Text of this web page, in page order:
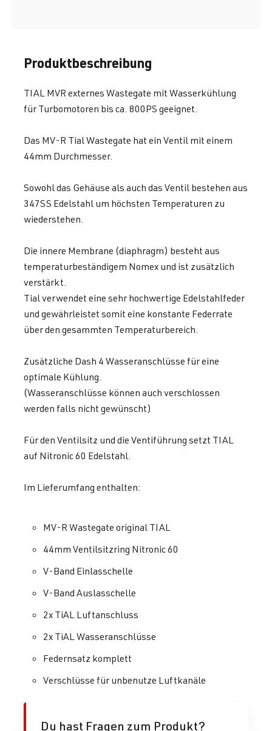
Produktbeschreibung
TIAL MVR externes Wastegate mit Wasserkühlung
für Turbomotoren bis ca. 800PS geeignet.
Das MV-R Tial Wastegate hat ein Ventil mit einem
44mm Durchmesser.
Sowohl das Gehäuse als auch das Ventil bestehen aus
347SS Edelstahl um höchsten Temperaturen zu
wiederstehen.
Die innere Membrane (diaphragm) besteht aus
temperaturbeständigem Nomex und ist zusätzlich
verstärkt.
Tial verwendet eine sehr hochwertige Edelstahlfeder
und gewährleistet somit eine konstante Federrate
über den gesammten Temperaturbereich.
Zusätzliche Dash 4 Wasseranschlüsse für eine
optimale Kühlung.
(Wasseranschlüsse können auch verschlossen
werden falls nicht gewünscht)
Für den Ventilsitz und die Ventiführung setzt TIAL
auf Nitronic 60 Edelstahl.
Im Lieferumfang enthalten:
MV-R Wastegate original TIAL
44mm Ventilsitzring Nitronic 60
V-Band Einlasschelle
V-Band Auslasschelle
2x TiAL Luftanschluss
2x TiAL Wasseranschlüsse
Federnsatz komplett
Verschlüsse für unbenutze Luftkanäle
Du hast Fragen zum Produkt?